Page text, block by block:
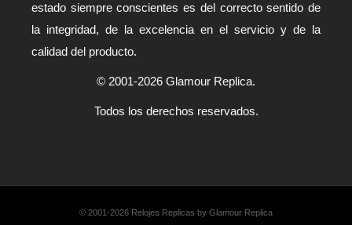
estado siempre conscientes es del correcto sentido de
la integridad, de la excelencia en el servicio y de la
calidad del producto.
© 2001-2026 Glamour Replica.
Todos los derechos reservados.
© 2001-2026 Relojes Replicas by Glamour Replica